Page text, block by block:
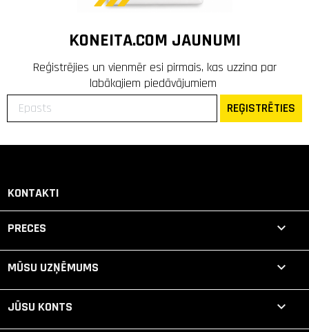
KONEITA.COM JAUNUMI
Reģistrējies un vienmēr esi pirmais, kas uzzina par
labākajiem piedāvājumiem
REĢISTRĒTIES
KONTAKTI
PRECES 
MŪSU UZŅĒMUMS 
JŪSU KONTS 